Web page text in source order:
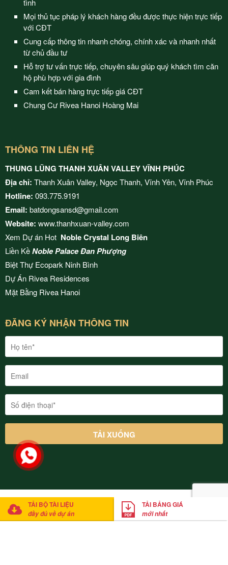
tình
Mọi thủ tục pháp lý khách hàng đều được thực hiện trực tiếp
với CĐT
Cung cấp thông tin nhanh chóng, chính xác và nhanh nhất
từ chủ đầu tư
Hỗ trợ tư vấn trực tiếp, chuyên sâu giúp quý khách tìm căn
hộ phù hợp với gia đình
Cam kết bán hàng trực tiếp giá CĐT
Chung Cư Rivea Hanoi Hoàng Mai
THÔNG TIN LIÊN HỆ
THUNG LŨNG THANH XUÂN VALLEY VĨNH PHÚC
Địa chỉ: Thanh Xuân Valley, Ngọc Thanh, Vĩnh Yên, Vĩnh Phúc
Hotline: 093.775.9191
Email: batdongsansd@gmail.com
Website: www.thanhxuan-valley.com
Xem Dự án Hot Noble Crystal Long Biên
Liền KềNoble Palace Đan Phượng
Biệt Thự Ecopark Ninh Bình
Dự Án Rivea Residences
Mặt Bằng Rivea Hanoi
ĐĂNG KÝ NHẬN THÔNG TIN
© 2022 Thung Lũng Thanh Xuân Valley Vĩnh Phúc. Cung cấp bởi
Mathsoft Việt Nam
TẢI BỘ TÀI LIỆU
đầy đủ về dự án
TẢI BẢNG GIÁ
mới nhất